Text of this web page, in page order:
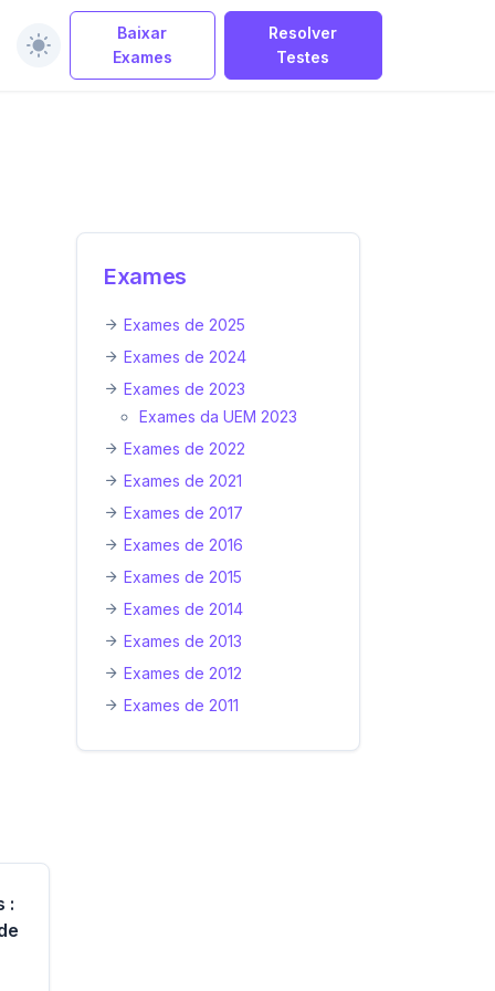
Baixar
Exames
Resolver
Testes
:
Exames
Exames de 2025
Exames de 2024
Exames de 2023
Exames da UEM 2023
Exames de 2022
Exames de 2021
Exames de 2017
Exames de 2016
Exames de 2015
Exames de 2014
Exames de 2013
Exames de 2012
Exames de 2011